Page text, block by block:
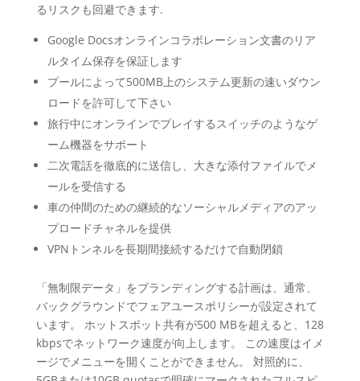
るリスクも回避できます.
Google Docsオンラインコラボレーション文書のリア
ルタイム保存を保証します
プールによって500MB上のシステム更新の速いダウン
ロードを許可して下さい
旅行中にオンラインでプレイするスイッチのようなゲ
ーム機器をサポート
二次電話を徹底的に送信し、大きな添付ファイルでメ
ールを受信する
車の仲間のための継続的なソーシャルメディアのアッ
プロードチャネルを提供
VPNトンネルを長期間接続するだけで自動閉鎖
「無制限データ」をブランディングする計画は、通常、
バックグラウンドでフェアユースポリシーが設定されて
います。 ホットスポット共有が500 MBを超えると、128
kbpsでネットワーク速度が向上します。 この速度はイメ
ージでメニューを開くことができません。 対照的に、